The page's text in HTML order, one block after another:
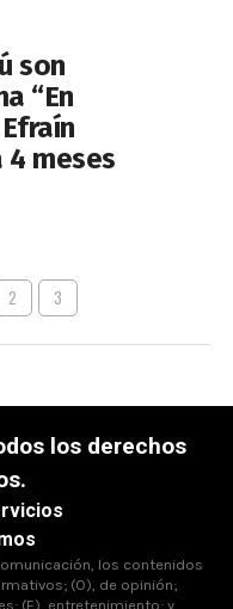
son
“En
4 meses
2 3
los derechos
los contenidos
(O), de opinión;
(E), entretenimiento; y